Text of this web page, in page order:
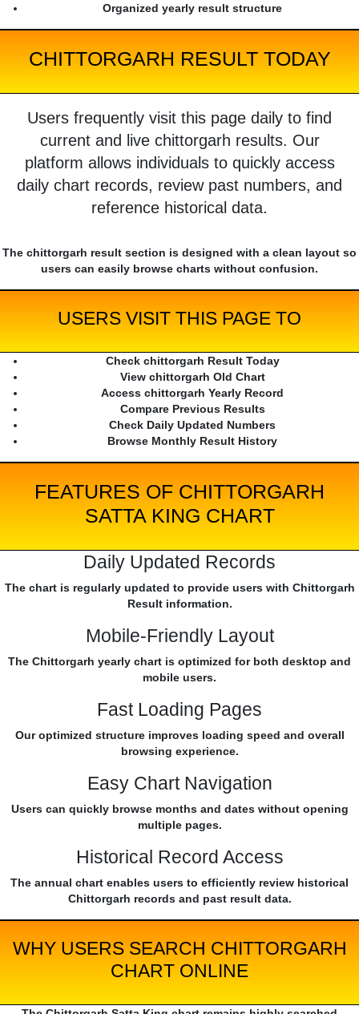
Organized yearly result structure
CHITTORGARH RESULT TODAY
Users frequently visit this page daily to find
current and live chittorgarh results. Our
platform allows individuals to quickly access
daily chart records, review past numbers, and
reference historical data.
The chittorgarh result section is designed with a clean layout so
users can easily browse charts without confusion.
USERS VISIT THIS PAGE TO
Check chittorgarh Result Today
View chittorgarh Old Chart
Access chittorgarh Yearly Record
Compare Previous Results
Check Daily Updated Numbers
Browse Monthly Result History
FEATURES OF CHITTORGARH
SATTA KING CHART
Daily Updated Records
The chart is regularly updated to provide users with Chittorgarh
Result information.
Mobile-Friendly Layout
The Chittorgarh yearly chart is optimized for both desktop and
mobile users.
Fast Loading Pages
Our optimized structure improves loading speed and overall
browsing experience.
Easy Chart Navigation
Users can quickly browse months and dates without opening
multiple pages.
Historical Record Access
The annual chart enables users to efficiently review historical
Chittorgarh records and past result data.
WHY USERS SEARCH CHITTORGARH
CHART ONLINE